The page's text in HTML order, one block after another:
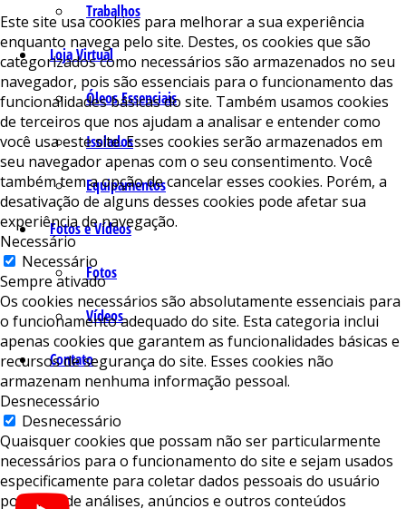
Trabalhos
Loja Virtual
Óleos Essenciais
Isolados
Equipamentos
Fotos e Vídeos
Fotos
Vídeos
Contato
Este site usa cookies para melhorar a sua experiência
enquanto navega pelo site. Destes, os cookies que são
categorizados como necessários são armazenados no seu
navegador, pois são essenciais para o funcionamento das
funcionalidades básicas do site. Também usamos cookies
de terceiros que nos ajudam a analisar e entender como
você usa este site. Esses cookies serão armazenados em
seu navegador apenas com o seu consentimento. Você
também tem a opção de cancelar esses cookies. Porém, a
desativação de alguns desses cookies pode afetar sua
experiência de navegação.
Necessário
Necessário
Sempre ativado
Os cookies necessários são absolutamente essenciais para
o funcionamento adequado do site. Esta categoria inclui
apenas cookies que garantem as funcionalidades básicas e
recursos de segurança do site. Esses cookies não
armazenam nenhuma informação pessoal.
Desnecessário
Desnecessário
Quaisquer cookies que possam não ser particularmente
necessários para o funcionamento do site e sejam usados ​​
especificamente para coletar dados pessoais do usuário
por meio de análises, anúncios e outros conteúdos